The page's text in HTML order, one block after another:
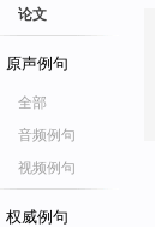
论文
原声例句
全部
音频例句
视频例句
权威例句